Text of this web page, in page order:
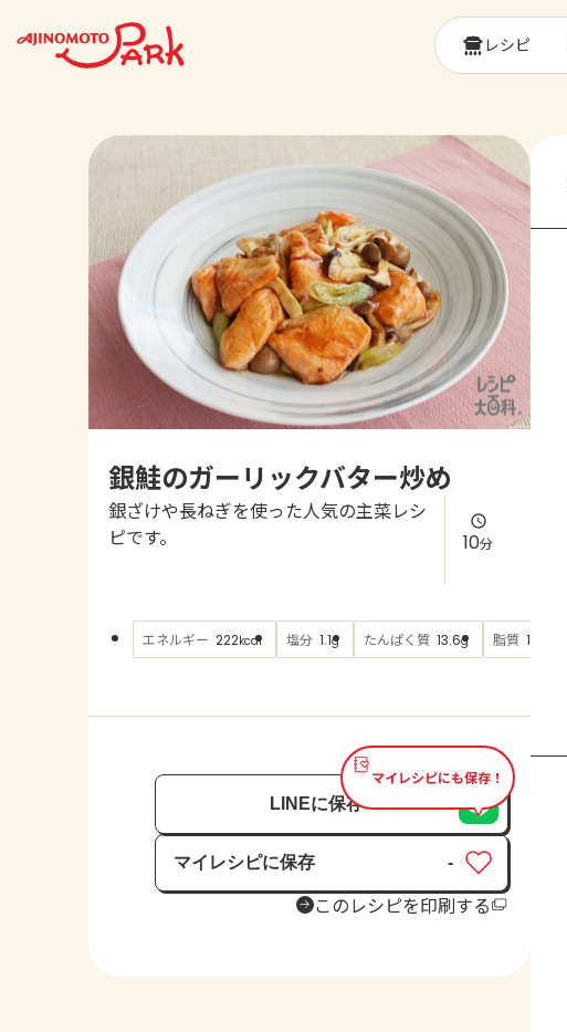
レシピ
銀鮭のガーリックバター炒め
銀ざけや長ねぎを使った人気の主菜レシ
ピです。
10分
エネルギー 222kcal 塩分 1.1g たんぱく質 13.6g 脂質 15.1
マイレシピにも保存！
LINEに保存
マイレシピに保存
保存済み
-
このレシピを印刷する